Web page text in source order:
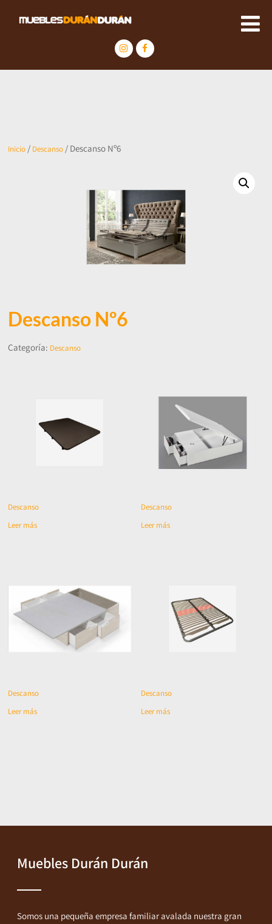
Inicio / Descanso / Descanso Nº6
Descanso Nº6
Categoría: Descanso
Descanso
Leer más
Descanso
Leer más
Descanso
Leer más
Descanso
Leer más
Muebles Durán Durán
Somos una pequeña empresa familiar avalada nuestra gran